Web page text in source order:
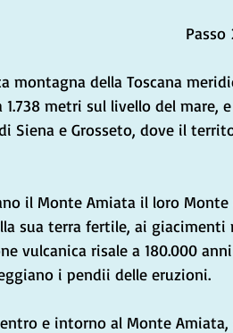
Passo
montagna della Toscana
metri sul livello del mare,
Siena e Grosseto, dove il
il Monte Amiata il loro
sua terra fertile, ai
vulcanica risale a 180.000
i pendii delle eruzioni.
e intorno al Monte